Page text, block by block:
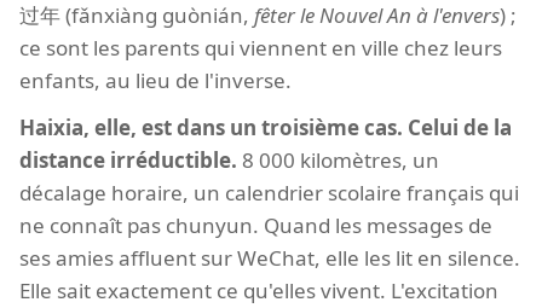
过年 (fǎnxiàng guònián, fêter le Nouvel An à l'envers) ;
ce sont les parents qui viennent en ville chez leurs
enfants, au lieu de l'inverse.
Haixia, elle, est dans un troisième cas. Celui de la
distance irréductible. 8 000 kilomètres, un
décalage horaire, un calendrier scolaire français qui
ne connaît pas chunyun. Quand les messages de
ses amies affluent sur WeChat, elle les lit en silence.
Elle sait exactement ce qu'elles vivent. L'excitation